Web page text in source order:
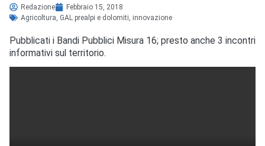
Redazione
Febbraio 15, 2018
Agricoltura GAL prealpi e dolomiti innovazione
Pubblicati i Bandi Pubblici Misura 16; presto anche 3 incontri
informativi sul territorio.